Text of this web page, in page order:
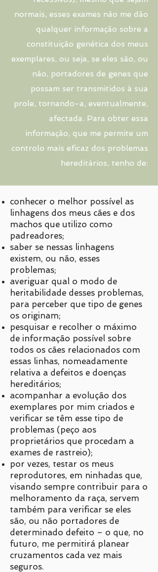
normais, esses exames não me dão
qualquer informação sobre a
constituição genética dos meus
exemplares, ou seja, se eles são, ou
não, portadores de genes que
possam ser transmitidos à sua
prole, tornando-a, eventualmente,
afectada. Para obter essa
informação, que me permite um
controlo mais eficaz dos problemas
hereditários, tenho de:​
conhecer o melhor possível as
linhagens dos meus cães e dos
machos que utilizo como
padreadores;
saber se nessas linhagens
existem, ou não, esses
problemas;
averiguar qual o modo de
heritabilidade desses problemas,
para perceber que tipo de genes
os originam;
pesquisar e recolher o máximo
de informação possível sobre
todos os cães relacionados com
essas linhas, nomeadamente
relativa a defeitos e doenças
hereditários;
acompanhar a evolução dos
exemplares por mim criados e
verificar se têm esse tipo de
problemas (peço aos
proprietários que procedam a
exames de rastreio);
por vezes, testar os meus
reprodutores, em ninhadas que,
visando sempre contribuir para o
melhoramento da raça, servem
também para verificar se eles
são, ou não portadores de
determinado defeito – o que, no
futuro, me permitirá planear
cruzamentos cada vez mais
seguros.